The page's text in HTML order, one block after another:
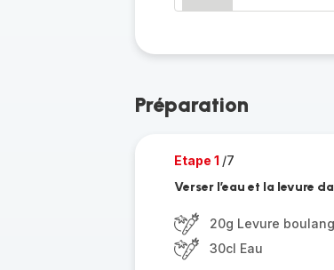
Préparation
Etape 1 /7
Verser l’eau et la levure
20g Levure
30cl Eau